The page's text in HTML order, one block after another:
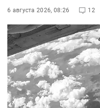
6 августа 2026, 08:26 12